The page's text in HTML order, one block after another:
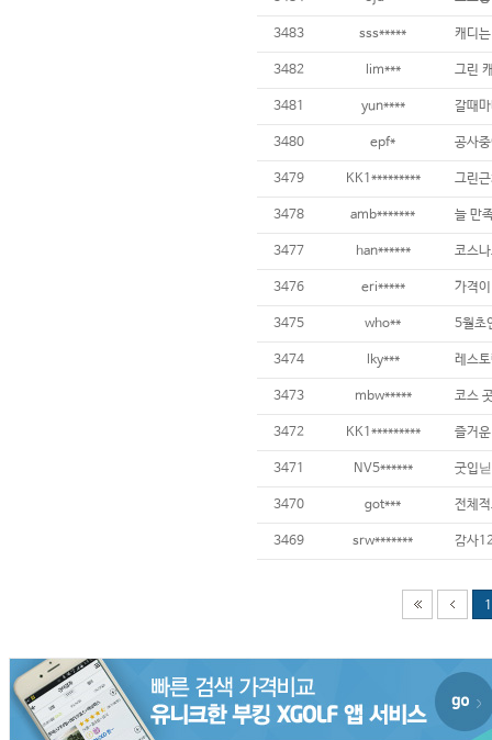
3483 sss*****
3482 lim***
3481 yun****
3480 epf*
3479 KK1*********
3478 amb******* 늘 만
3477 han******
3476 eri***** 가격
3475 who**
3474 lky***
3473 mbw*****
3472 KK1*********
3471 NV5****** 굿입
3470 got*** 전체
3469 srw******* 감사
1